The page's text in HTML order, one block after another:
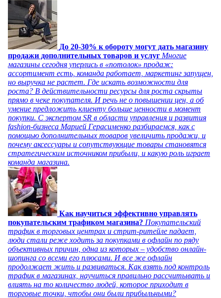
До 20-30% к обороту могут дать магазину
продажи дополнительных товаров и услуг Многие
магазины сегодня уперлись в «потолок» продаж:
ассортимент есть, команда работает, маркетинг запущен,
но выручка не растет. Где искать возможности для
роста? В действительности ресурсы для роста скрыты
прямо в чеке покупателя. И речь не о повышении цен, а об
умение предложить клиенту больше ценности в момент
покупки. С экспертом SR в области управления и развития
fashion-бизнеса Марией Герасименко разбираемся, как с
помощью дополнительных товаров увеличить продажи, и
почему аксессуары и сопутствующие товары становятся
стратегическим источником прибыли, и какую роль играет
команда магазина.
Как научиться эффективно управлять
покупательским трафиком магазина? Покупательский
трафик в торговых центрах и стрит-ритейле падает,
люди стали реже ходить за покупками в офлайн по ряду
объективных причин, одна из которых – удобство онлайн-
шопинга со всеми его плюсами. И все же офлайн
продолжает жить и развиваться. Как взять под контроль
трафик в магазинах, научиться правильно рассчитывать и
влиять на то количество людей, которое приходит в
торговые точки, чтобы они были прибыльными?